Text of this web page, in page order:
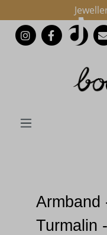
Zum Hauptinhalt
Armband
Turmalin